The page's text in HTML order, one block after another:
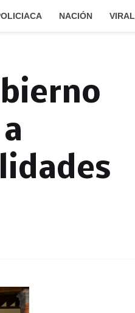
NACIÓN VIRAL